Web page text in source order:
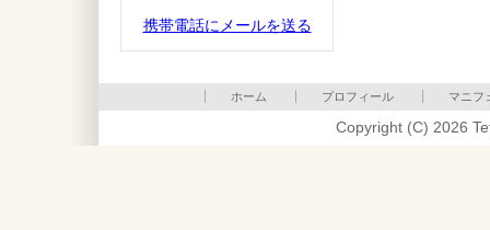
携帯電話にメールを送る
ホーム プロフィール マニフ
Copyright (C) 2026